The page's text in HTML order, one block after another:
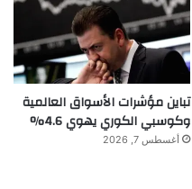
تباين مؤشرات الأسواق العالمية
وكوسبي الكوري يهوي 4.6%
أغسطس 7, 2026